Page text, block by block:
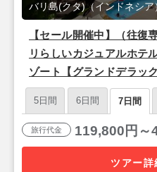
【セール開催中】（往復
リらしいカジュアルホテ
ゾート【グランドデラッ
ガポール航空/名古屋発＞
バリ島(クタ)（インドネシ
5日間 6日間 7日間
旅行代金 119,800円～
ツアー詳